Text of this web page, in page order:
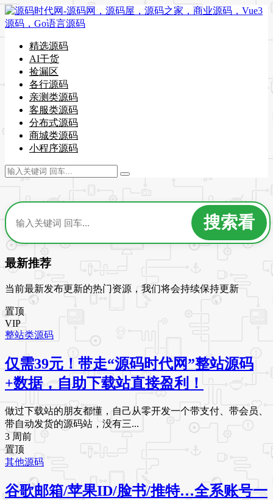
精选源码
AI干货
捡漏区
各行源码
亲测类源码
客服类源码
分布式源码
商城类源码
小程序源码
最新推荐
当前最新发布更新的热门资源，我们将会持续保持更新
置顶
VIP
整站类源码
仅需39元！带走“源码时代网”整站源码
+数据，自助下载站直接盈利！
做过下载站的朋友都懂，自己从零开发一个带支付、带会员、
带自动发货的源码站，没有三...
3 周前
置顶
其他源码
谷歌邮箱/苹果ID/脸书/推特…全系账号一